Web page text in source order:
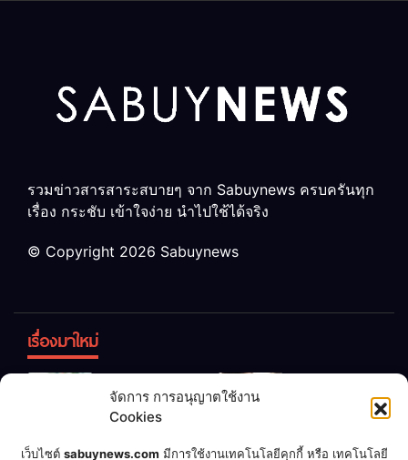
จัดการ การอนุญาตใช้งาน
Cookies
เว็บไซต์ sabuynews.com มีการใช้งานเทคโนโลยีคุกกี้ หรือ เทคโนโลยี
รวมข่าวสารสาระสบายๆ จาก Sabuynews ครบครันทุก
เรื่อง กระชับ เข้าใจง่าย นำไปใช้ได้จริง
© Copyright 2026 Sabuynews
เรื่องมาใหม่
ทิ้ง! เปลี่ยน
เป็น “ปุ๋ย
จุลินทรีย์”
หญิง 12 ขวบ
แต่งงานกับ
เชื่อพ่อแล้ว เจ้าของคาร์